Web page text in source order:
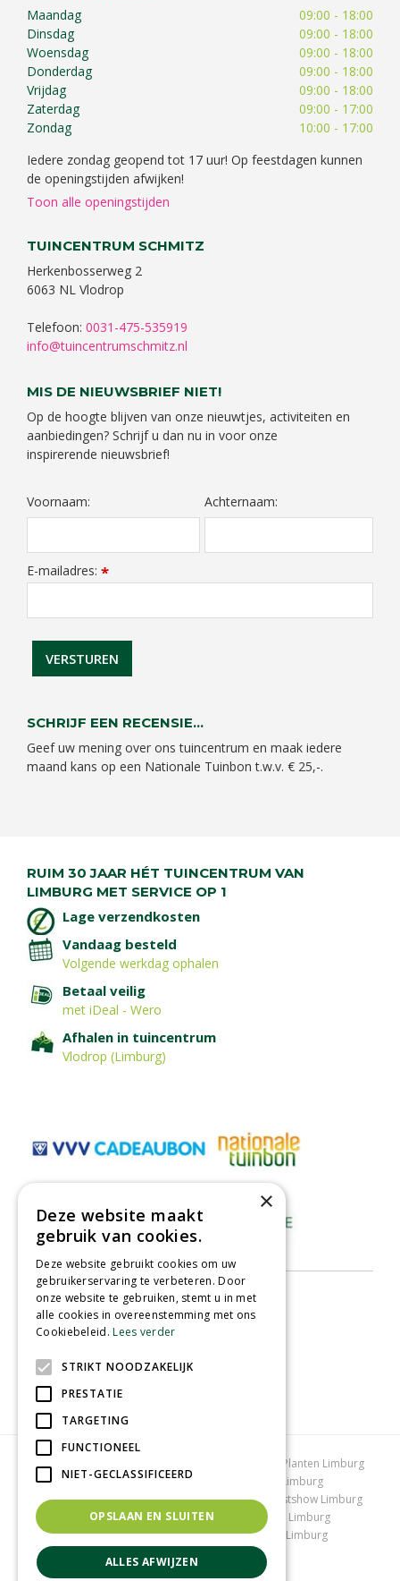
Maandag
09:00 - 18:00
Dinsdag
09:00 - 18:00
Woensdag
09:00 - 18:00
Donderdag
09:00 - 18:00
Vrijdag
09:00 - 18:00
Zaterdag
09:00 - 17:00
Zondag
10:00 - 17:00
Iedere zondag geopend tot 17 uur! Op feestdagen kunnen
de openingstijden afwijken!
Toon alle openingstijden
TUINCENTRUM SCHMITZ
Herkenbosserweg 2
6063 NL Vlodrop
Telefoon: 0031-475-535919
info@tuincentrumschmitz.nl
MIS DE NIEUWSBRIEF NIET!
Op de hoogte blijven van onze nieuwtjes, activiteiten en
aanbiedingen? Schrijf u dan nu in voor onze
inspirerende nieuwsbrief!
Voornaam: Achternaam:
E-mailadres: *
SCHRIJF EEN RECENSIE...
Geef uw mening over ons tuincentrum en maak iedere
maand kans op een Nationale Tuinbon t.w.v. € 25,-.
RUIM 30 JAAR HÉT TUINCENTRUM VAN
LIMBURG MET SERVICE OP 1
Lage verzendkosten
Vandaag besteld
Volgende werkdag ophalen
Betaal veilig
met iDeal - Wero
Afhalen in tuincentrum
Vlodrop (Limburg)
Tuincentrum Limburg
Planten Limburg
Bomen en struiken Limburg
Tuinplanten Limburg
Tuincentrum Vlodrop Gartencenter Vlodrop
Kerstshow Limburg
Kerstverlichting Lemax huisjes
Vijvervissen Limburg
Graszoden kopen Limburg Tuinmeubelen Limburg
Tuincentrum Roermond
×
Deze website maakt
gebruik van cookies.
Deze website gebruikt cookies om uw
gebruikerservaring te verbeteren. Door
onze website te gebruiken, stemt u in met
alle cookies in overeenstemming met ons
Cookiebeleid.Lees verder
STRIKT NOODZAKELIJK
PRESTATIE
TARGETING
FUNCTIONEEL
NIET-GECLASSIFICEERD
OPSLAAN EN SLUITEN
ALLES AFWIJZEN